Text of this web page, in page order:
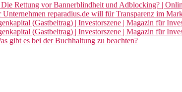
Rettung vor Bannerblindheit und Adblocking? |
Unternehmen reparadius.de will für Transparenz im
(Gastbeitrag) | Investorszene | Magazin für
(Gastbeitrag) | Investorszene | Magazin für
gibt es bei der Buchhaltung zu beachten?